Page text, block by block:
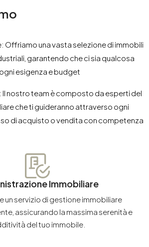
Offriamo una vasta selezione di immobili
garantendo che ci sia qualcosa
esigenza e budget
nostro team è composto da esperti del
che ti guideranno attraverso ogni
di acquisto o vendita con competenza
Immobiliare
un servizio di gestione immobiliare
assicurando la massima serenità e
del tuo immobile.